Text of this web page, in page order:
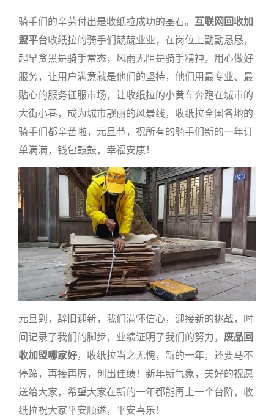
骑手们的辛劳付出是收纸拉成功的基石。 互联网回收加
盟平台收纸拉的骑手们兢兢业业，在岗位上勤勤恳恳，
起早贪黑是骑手常态，风雨无阻是骑手精神，用心做好
服务，让用户满意就是他们的坚持，他们用最专业、最
贴心的服务征服市场，让收纸拉的小黄车奔跑在城市的
大街小巷，成为城市靓丽的风景线，收纸拉全国各地的
骑手们都辛苦啦，元旦节，祝所有的骑手们新的一年订
单满满，钱包鼓鼓，幸福安康！
元旦到，辞旧迎新，我们满怀信心，迎接新的挑战，时
间记录了我们的脚步，业绩证明了我们的努力， 废品回
收加盟哪家好，收纸拉当之无愧，新的一年，还要马不
停蹄，再接再厉，创出佳绩！新年新气象，美好的祝愿
送给大家，希望大家在新的一年都能再上一个台阶，收
纸拉祝大家平安顺遂，平安喜乐！